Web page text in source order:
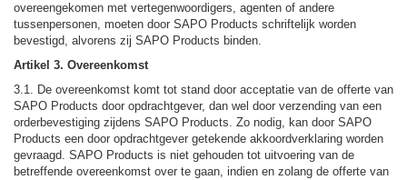
overeengekomen met vertegenwoordigers, agenten of andere
tussenpersonen, moeten door SAPO Products schriftelijk worden
bevestigd, alvorens zij SAPO Products binden.
Artikel 3. Overeenkomst
3.1. De overeenkomst komt tot stand door acceptatie van de offerte van
SAPO Products door opdrachtgever, dan wel door verzending van een
orderbevestiging zijdens SAPO Products. Zo nodig, kan door SAPO
Products een door opdrachtgever getekende akkoordverklaring worden
gevraagd. SAPO Products is niet gehouden tot uitvoering van de
betreffende overeenkomst over te gaan, indien en zolang de offerte van